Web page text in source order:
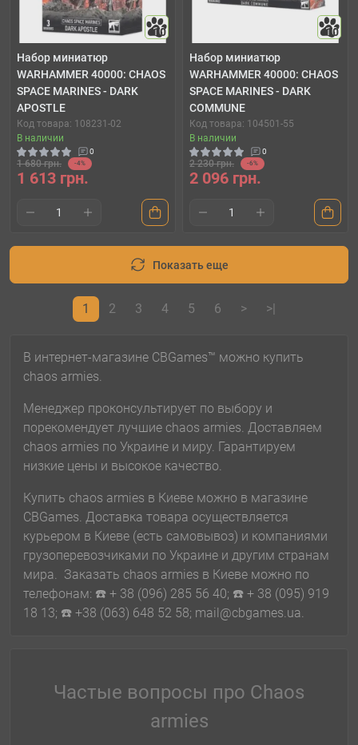
10
Набор миниатюр
WARHAMMER 40000: CHAOS
SPACE MARINES - DARK
APOSTLE
Код товара: 108231-02
В наличии
0
1 680 грн. -4%
1 613 грн.
10
Набор миниатюр
WARHAMMER 40000: CHAOS
SPACE MARINES - DARK
COMMUNE
Код товара: 104501-55
В наличии
0
2 230 грн. -6%
2 096 грн.
Показать еще
1 2 3 4 5 6 > >|
В интернет-магазине CBGames™ можно купить
chaos armies.
Менеджер проконсультирует по выбору и
порекомендует лучшие chaos armies. Доставляем
chaos armies по Украине и миру. Гарантируем
низкие цены и высокое качество.
Купить chaos armies в Киеве можно в магазине
CBGames. Доставка товара осуществляется
курьером в Киеве (есть самовывоз) и компаниями
грузоперевозчиками по Украине и другим странам
мира. Заказать chaos armies в Киеве можно по
телефонам: ☎️ + 38 (096) 285 56 40; ☎️ + 38 (095) 919
18 13; ☎️ +38 (063) 648 52 58; mail@cbgames.ua.
Частые вопросы про Chaos
armies